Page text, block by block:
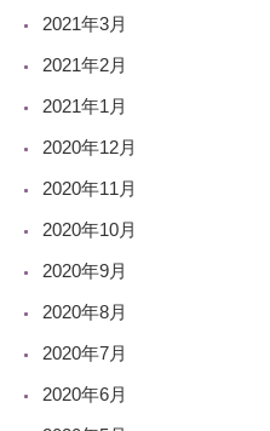
2021年3月
2021年2月
2021年1月
2020年12月
2020年11月
2020年10月
2020年9月
2020年8月
2020年7月
2020年6月